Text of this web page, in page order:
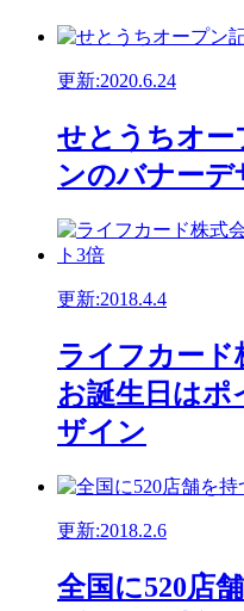
更新:2020.6.24
せとうちオー
ンのバナーデ
更新:2018.4.4
ライフカード
お誕生日はポ
ザイン
更新:2018.2.6
全国に520店